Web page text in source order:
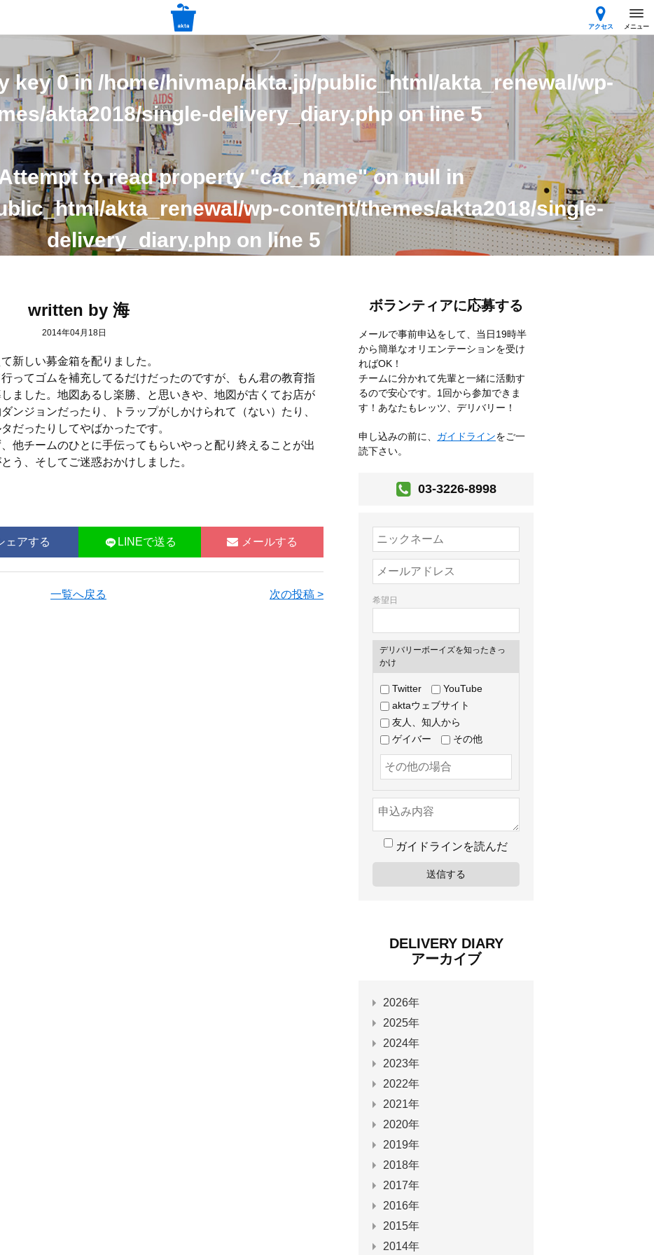
アクセス メニュー
key 0 in /home/hivmap/akta.jp/public_html/akta_renewal/wp-
akta2018/single-delivery_diary.php on line5
to read property "cat_name" on null in
akta_renewal/wp-content/themes/akta2018/single-
delivery_diary.php on line 5
written by 海
2014年04月18日
新しい募金箱を配りました。
ってゴムを補充してるだけだったのですが、もん君の教育指
ました。地図あるし楽勝、と思いきや、地図が古くてお店が
ンジョンだったり、トラップがしかけられて（ない）たり、
だったりしてやばかったです。
他チームのひとに手伝ってもらいやっと配り終えることが出
う、そしてご迷惑おかけしました。
ェアする LINEで送る メールする
次の投稿 >
一覧へ戻る
ボランティアに応募する
メールで事前申込をして、当日19時半
から簡単なオリエンテーションを受け
ればOK！
チームに分かれて先輩と一緒に活動す
るので安心です。1回から参加できま
す！あなたもレッツ、デリバリー！
申し込みの前に、 ガイドラインをご一
読下さい。
03-3226-8998
希望日
デリバリーボーイズを知ったきっ
かけ
Twitter
YouTube
aktaウェブサイト
友人、知人から
ゲイバー
その他
ガイドラインを読んだ
DELIVERY DIARY
アーカイブ
2026年
2025年
2024年
2023年
2022年
2021年
2020年
2019年
2018年
2017年
2016年
2015年
2014年